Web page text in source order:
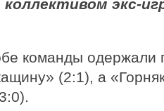
коллективом экс-
команды одержали
(2:1), а